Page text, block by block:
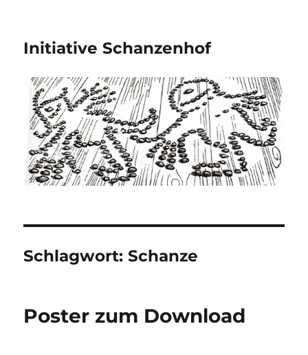
Initiative Schanzenhof
Schlagwort:Schanze
Poster zum Download